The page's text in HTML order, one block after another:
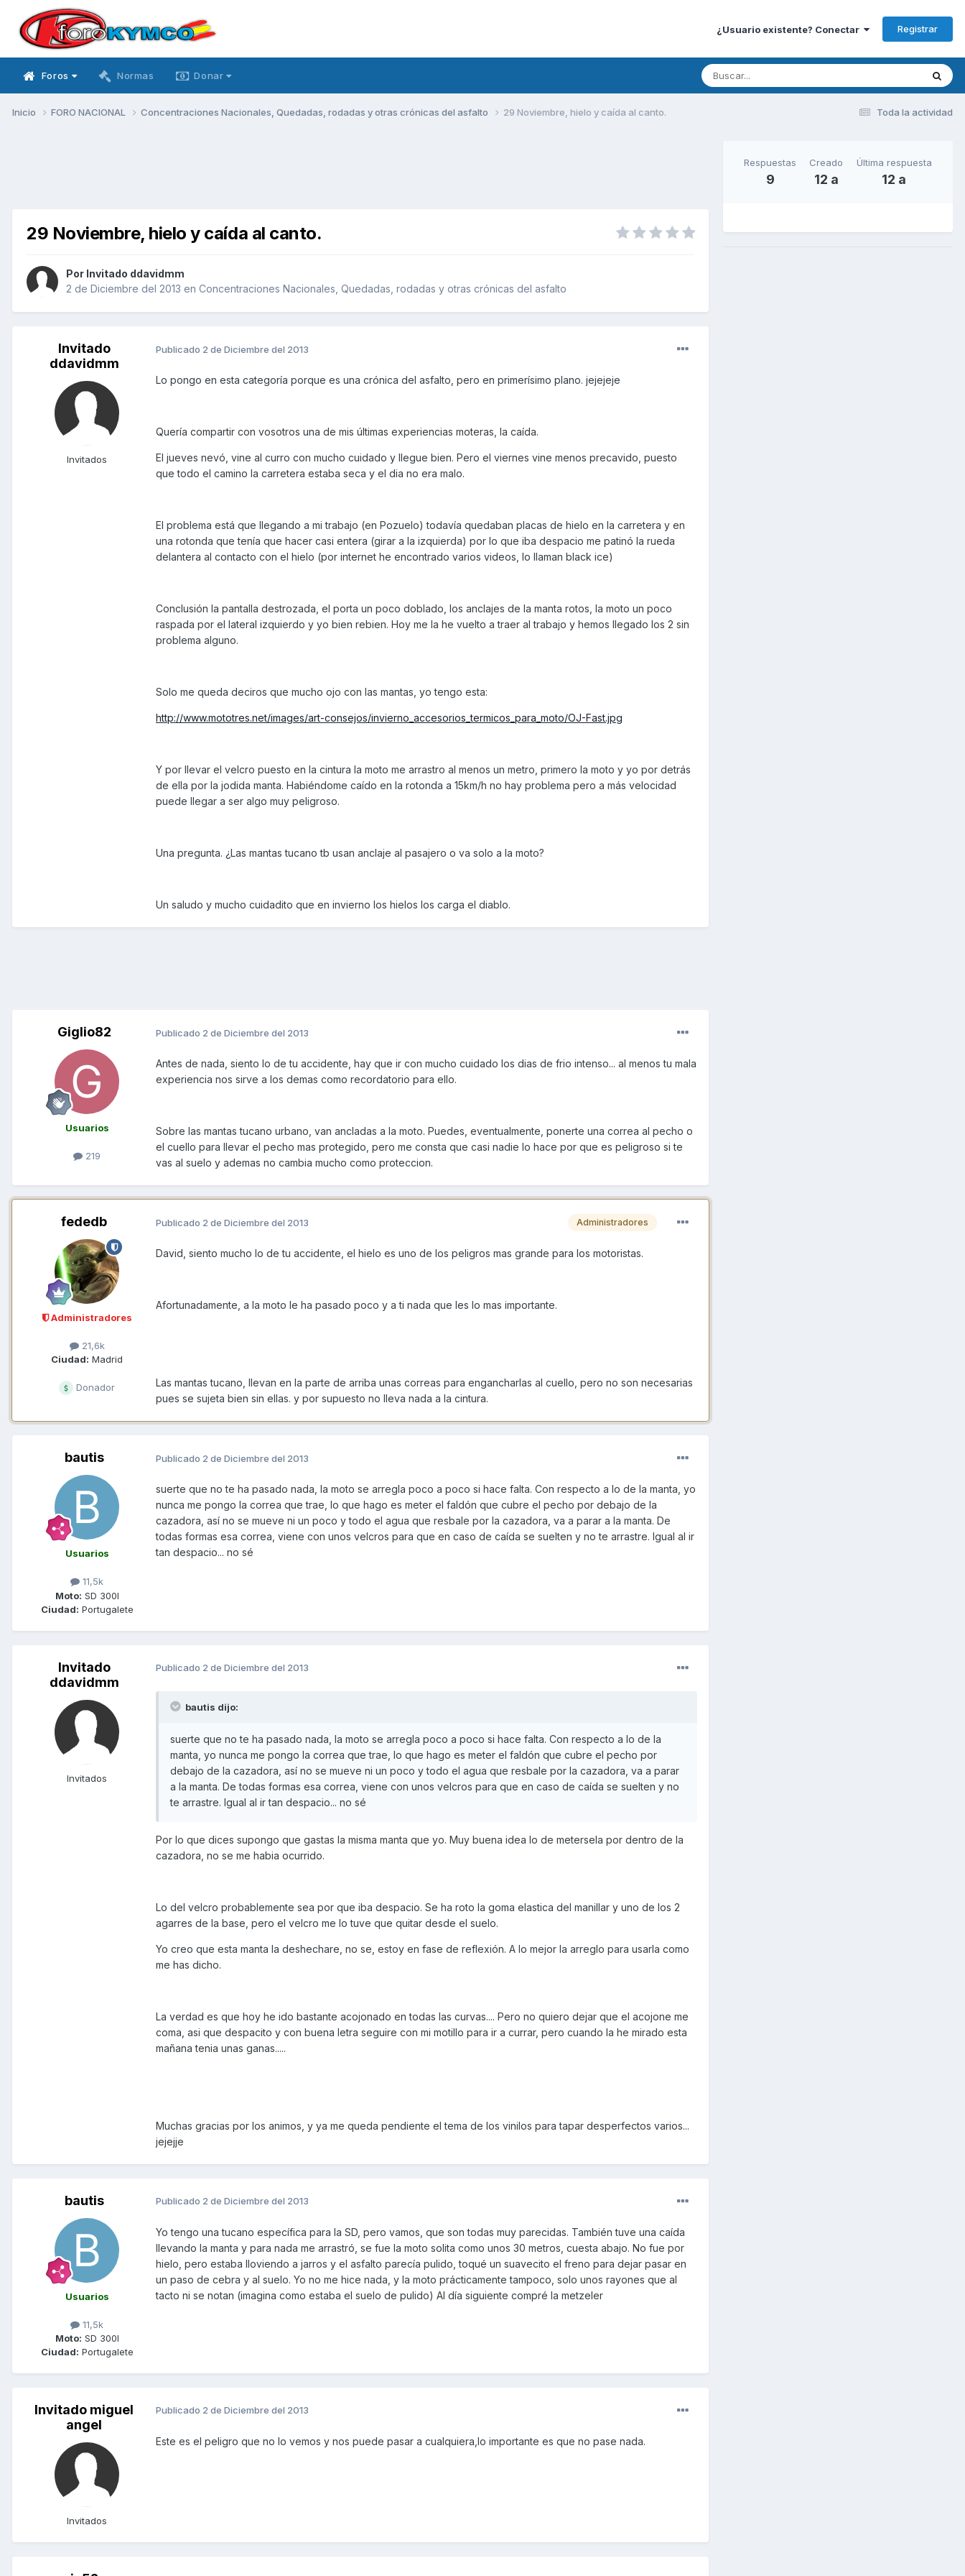
¿Usuario existente? Conectar Registrar
Foros Normas Donar
Toda la actividad
Inicio FORO NACIONAL Concentraciones Nacionales, Quedadas, rodadas y otras crónicas del asfalto 29 Noviembre, hielo y caída al canto.
29 Noviembre, hielo y caída al canto.
Por Invitado ddavidmm
2 de Diciembre del 2013 en Concentraciones Nacionales, Quedadas, rodadas y otras crónicas del asfalto
Invitado
ddavidmm
Invitados
Publicado 2 de Diciembre del 2013
Lo pongo en esta categoría porque es una crónica del asfalto, pero en primerísimo plano. jejejeje
Quería compartir con vosotros una de mis últimas experiencias moteras, la caída.
El jueves nevó, vine al curro con mucho cuidado y llegue bien. Pero el viernes vine menos precavido, puesto
que todo el camino la carretera estaba seca y el dia no era malo.
El problema está que llegando a mi trabajo (en Pozuelo) todavía quedaban placas de hielo en la carretera y en
una rotonda que tenía que hacer casi entera (girar a la izquierda) por lo que iba despacio me patinó la rueda
delantera al contacto con el hielo (por internet he encontrado varios videos, lo llaman black ice)
Conclusión la pantalla destrozada, el porta un poco doblado, los anclajes de la manta rotos, la moto un poco
raspada por el lateral izquierdo y yo bien rebien. Hoy me la he vuelto a traer al trabajo y hemos llegado los 2 sin
problema alguno.
Solo me queda deciros que mucho ojo con las mantas, yo tengo esta:
http://www.mototres.net/images/art-consejos/invierno_accesorios_termicos_para_moto/OJ-Fast.jpg
Y por llevar el velcro puesto en la cintura la moto me arrastro al menos un metro, primero la moto y yo por detrás
de ella por la jodida manta. Habiéndome caído en la rotonda a 15km/h no hay problema pero a más velocidad
puede llegar a ser algo muy peligroso.
Una pregunta. ¿Las mantas tucano tb usan anclaje al pasajero o va solo a la moto?
Un saludo y mucho cuidadito que en invierno los hielos los carga el diablo.
Giglio82
Usuarios
219
Publicado 2 de Diciembre del 2013
Antes de nada, siento lo de tu accidente, hay que ir con mucho cuidado los dias de frio intenso... al menos tu mala
experiencia nos sirve a los demas como recordatorio para ello.
Sobre las mantas tucano urbano, van ancladas a la moto. Puedes, eventualmente, ponerte una correa al pecho o
el cuello para llevar el pecho mas protegido, pero me consta que casi nadie lo hace por que es peligroso si te
vas al suelo y ademas no cambia mucho como proteccion.
fededb
Administradores
21,6k
Ciudad: Madrid
Donador
Administradores
Publicado 2 de Diciembre del 2013
David, siento mucho lo de tu accidente, el hielo es uno de los peligros mas grande para los motoristas.
Afortunadamente, a la moto le ha pasado poco y a ti nada que les lo mas importante.
Las mantas tucano, llevan en la parte de arriba unas correas para engancharlas al cuello, pero no son necesarias
pues se sujeta bien sin ellas. y por supuesto no lleva nada a la cintura.
bautis
Usuarios
11,5k
Moto: SD 300I
Ciudad: Portugalete
Publicado 2 de Diciembre del 2013
suerte que no te ha pasado nada, la moto se arregla poco a poco si hace falta. Con respecto a lo de la manta, yo
nunca me pongo la correa que trae, lo que hago es meter el faldón que cubre el pecho por debajo de la
cazadora, así no se mueve ni un poco y todo el agua que resbale por la cazadora, va a parar a la manta. De
todas formas esa correa, viene con unos velcros para que en caso de caída se suelten y no te arrastre. Igual al ir
tan despacio... no sé
Invitado
ddavidmm
Invitados
Publicado 2 de Diciembre del 2013
bautis dijo:
suerte que no te ha pasado nada, la moto se arregla poco a poco si hace falta. Con respecto a lo de la
manta, yo nunca me pongo la correa que trae, lo que hago es meter el faldón que cubre el pecho por
debajo de la cazadora, así no se mueve ni un poco y todo el agua que resbale por la cazadora, va a parar
a la manta. De todas formas esa correa, viene con unos velcros para que en caso de caída se suelten y no
te arrastre. Igual al ir tan despacio... no sé
Por lo que dices supongo que gastas la misma manta que yo. Muy buena idea lo de metersela por dentro de la
cazadora, no se me habia ocurrido.
Lo del velcro probablemente sea por que iba despacio. Se ha roto la goma elastica del manillar y uno de los 2
agarres de la base, pero el velcro me lo tuve que quitar desde el suelo.
Yo creo que esta manta la deshechare, no se, estoy en fase de reflexión. A lo mejor la arreglo para usarla como
me has dicho.
La verdad es que hoy he ido bastante acojonado en todas las curvas.... Pero no quiero dejar que el acojone me
coma, asi que despacito y con buena letra seguire con mi motillo para ir a currar, pero cuando la he mirado esta
mañana tenia unas ganas.....
Muchas gracias por los animos, y ya me queda pendiente el tema de los vinilos para tapar desperfectos varios...
jejejje
bautis
Usuarios
11,5k
Moto: SD 300I
Ciudad: Portugalete
Publicado 2 de Diciembre del 2013
Yo tengo una tucano específica para la SD, pero vamos, que son todas muy parecidas. También tuve una caída
llevando la manta y para nada me arrastró, se fue la moto solita como unos 30 metros, cuesta abajo. No fue por
hielo, pero estaba lloviendo a jarros y el asfalto parecía pulido, toqué un suavecito el freno para dejar pasar en
un paso de cebra y al suelo. Yo no me hice nada, y la moto prácticamente tampoco, solo unos rayones que al
tacto ni se notan (imagina como estaba el suelo de pulido) Al día siguiente compré la metzeler
Invitado miguel
angel
Invitados
Publicado 2 de Diciembre del 2013
Este es el peligro que no lo vemos y nos puede pasar a cualquiera,lo importante es que no pase nada.
Respuestas
9
Creado
12 a
Última respuesta
12 a